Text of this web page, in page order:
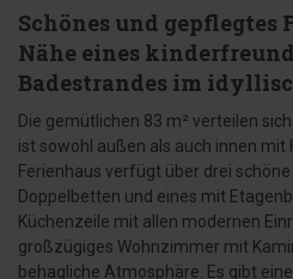
Schönes und gepflegtes
Nähe eines
Badestrandes im
Die gemütlichen 83 m² verteilen
ist sowohl außen als auch innen mit
Ferienhaus verfügt über drei
Doppelbetten und eines mit
Küchenzeile mit allen modernen
großzügiges Wohnzimmer mit
behagliche Atmosphäre. Es gibt